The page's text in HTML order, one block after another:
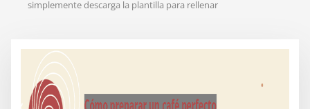
simplemente descarga la plantilla para rellenar